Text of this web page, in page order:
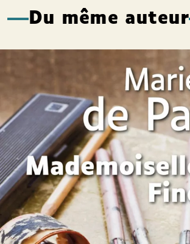
Du même auteur
Mademoiselle Fine